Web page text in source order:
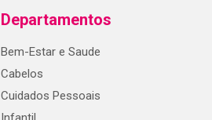
Departamentos
Bem-Estar e Saude
Cabelos
Cuidados Pessoais